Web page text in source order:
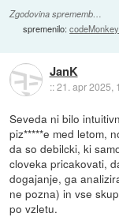
Zgodovina sprememb…
spremenilo:codeMonkey
JanK
::21. apr 2025,
Seveda ni bilo
piz*****e med letom,
da so debilcki, ki
cloveka pricakovati,
dogajanje, ga
ne pozna) in vse
po vzletu.